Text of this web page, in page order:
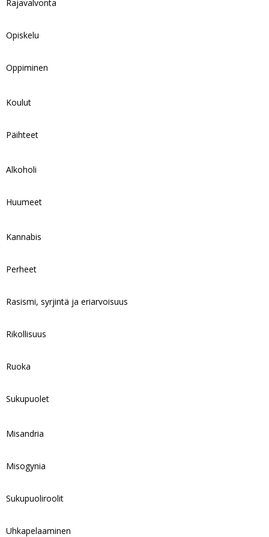
Rajavalvonta
Opiskelu
Oppiminen
Koulut
Päihteet
Alkoholi
Huumeet
Kannabis
Perheet
Rasismi, syrjintä ja eriarvoisuus
Rikollisuus
Ruoka
Sukupuolet
Misandria
Misogynia
Sukupuoliroolit
Uhkapelaaminen